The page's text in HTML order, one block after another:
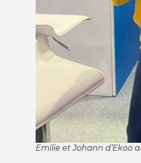
Emilie et Johann d’Ekoo